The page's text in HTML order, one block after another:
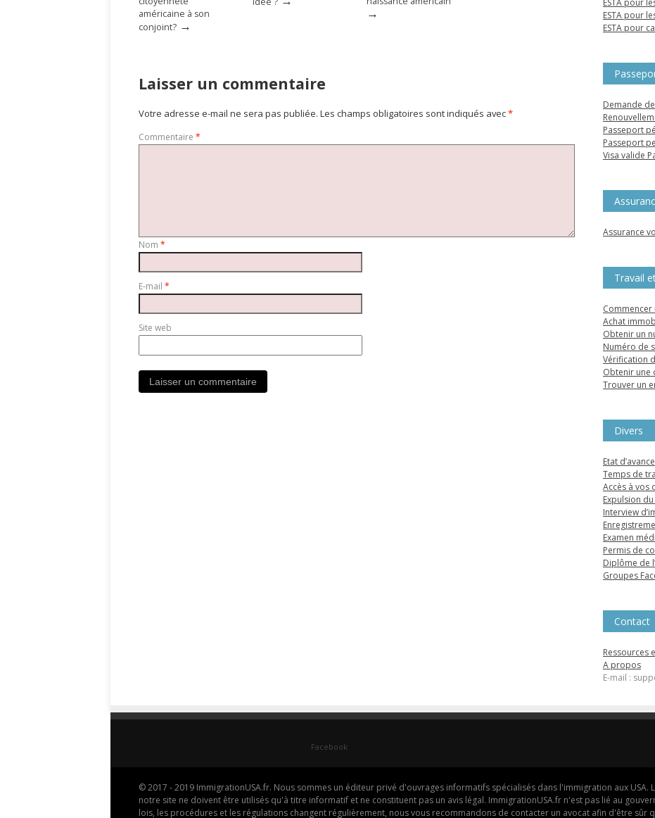
américaine à son
conjoint? →
→
Laisser un commentaire
Votre adresse e-mail ne sera pas publiée. Les champs obligatoires sont indiqués avec*
Commentaire *
Nom *
E-mail *
Site web
ESTA pour
ESTA pour
ESTA pour
Demande
Passeport
Passeport
Visa valide
Assurance
Travail
Commencer
Achat
Obtenir un
Numéro de
Vérification
Obtenir une
Trouver un
Divers
Etat
Temps de
Accès à vos
Expulsion
Interview
Examen
Permis de
Diplôme de
Groupes
Contact
Ressources
A propos
E-mail :
Facebook
© 2017 - 2019 ImmigrationUSA.fr. Nous sommes un éditeur privé d'ouvrages informatifs spécialisés dans l'immigration aux USA.
notre site ne doivent être utilisés qu'à titre informatif et ne constituent pas un avis légal. ImmigrationUSA.fr n'est pas lié au
lois, les procédures et les régulations changent régulièrement, nous vous recommandons de contacter un avocat afin d'être sûr